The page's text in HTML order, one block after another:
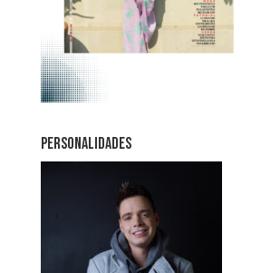
PERSONALIDADES